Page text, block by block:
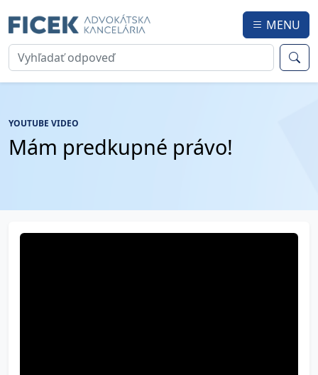
MENU
YOUTUBE VIDEO
Mám predkupné právo!